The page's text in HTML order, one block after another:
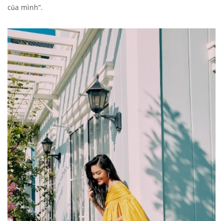
của mình”.